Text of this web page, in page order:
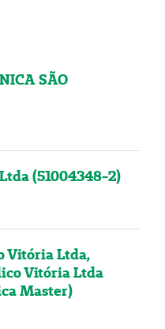
SÃO
(51004348-2)
Vitória Ltda,
Vitória Ltda
Master)